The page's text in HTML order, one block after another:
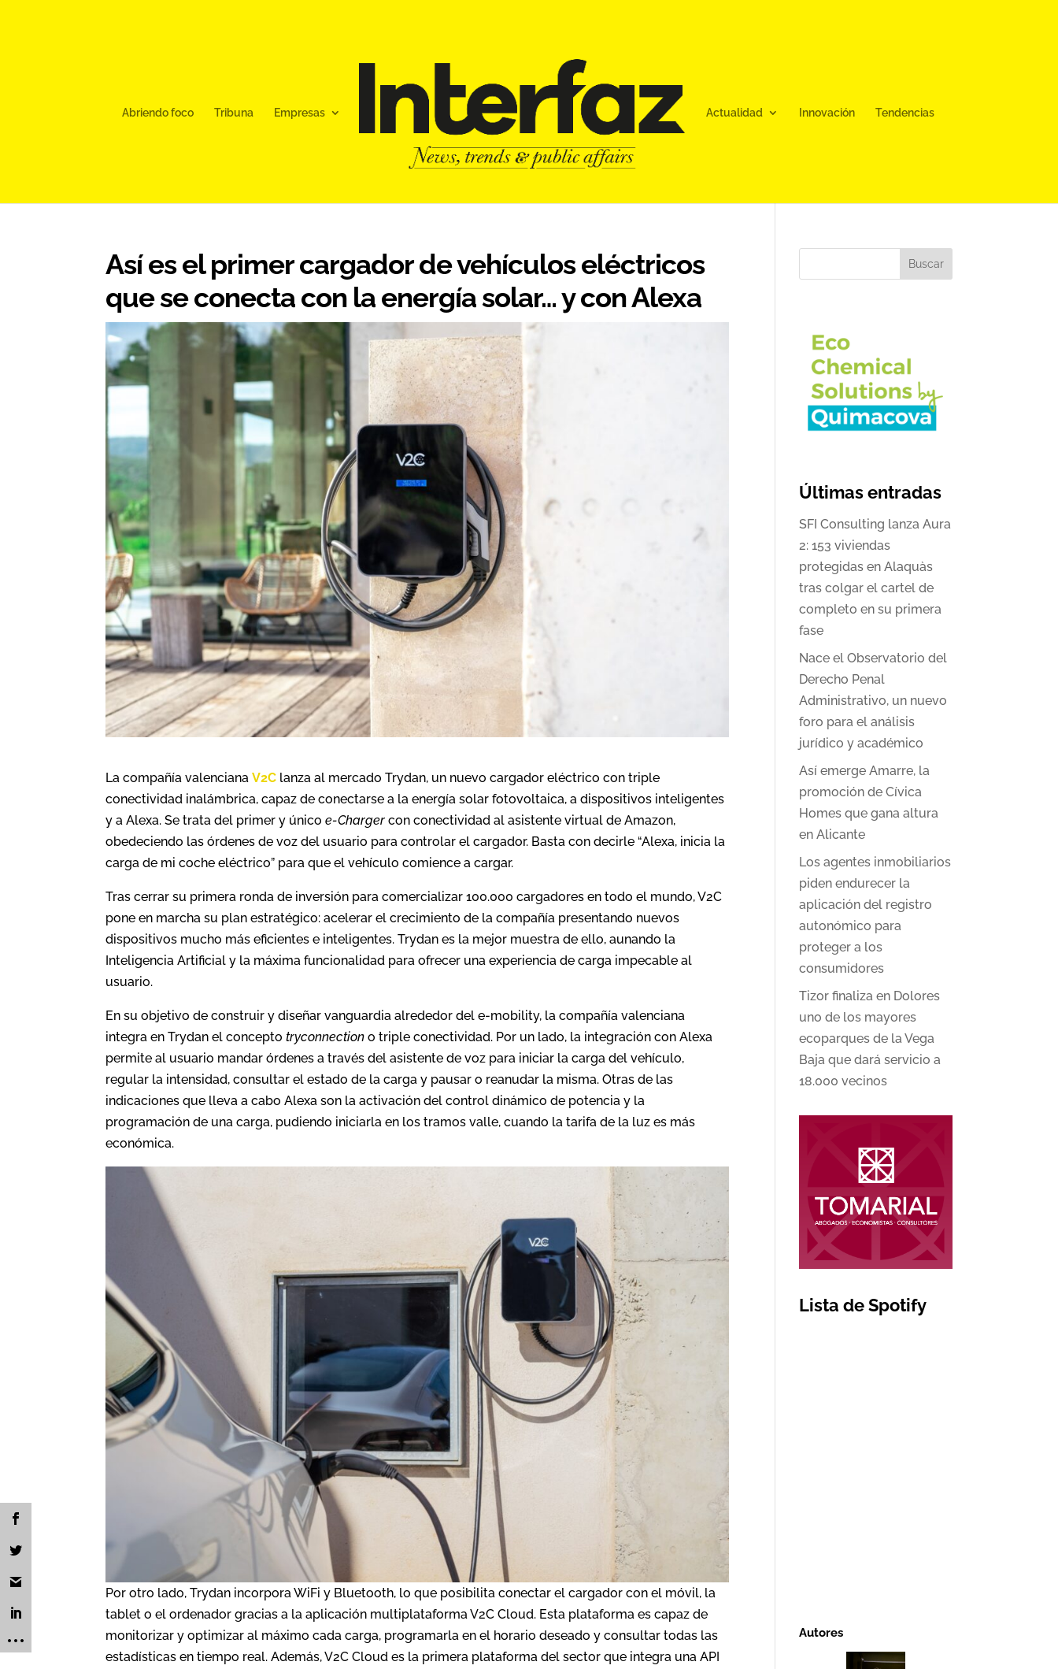
Abriendo foco Tribuna Empresas Actualidad Innovación Tendencias
Así es el primer cargador de vehículos eléctricos
que se conecta con la energía solar… y con Alexa
La compañía valencianaV2C lanza al mercado Trydan, un nuevo cargador eléctrico con triple
conectividad inalámbrica, capaz de conectarse a la energía solar fotovoltaica, a dispositivos inteligentes
y a Alexa. Se trata del primer y únicoe-Charger con conectividad al asistente virtual de Amazon,
obedeciendo las órdenes de voz del usuario para controlar el cargador. Basta con decirle “Alexa, inicia la
carga de mi coche eléctrico” para que el vehículo comience a cargar.
Tras cerrar su primera ronda de inversión para comercializar 100.000 cargadores en todo el mundo, V2C
pone en marcha su plan estratégico: acelerar el crecimiento de la compañía presentando nuevos
dispositivos mucho más eficientes e inteligentes. Trydan es la mejor muestra de ello, aunando la
Inteligencia Artificial y la máxima funcionalidad para ofrecer una experiencia de carga impecable al
usuario.
En su objetivo de construir y diseñar vanguardia alrededor del e-mobility, la compañía valenciana
integra en Trydan el concepto tryconnection o triple conectividad. Por un lado, la integración con Alexa
permite al usuario mandar órdenes a través del asistente de voz para iniciar la carga del vehículo,
regular la intensidad, consultar el estado de la carga y pausar o reanudar la misma. Otras de las
indicaciones que lleva a cabo Alexa son la activación del control dinámico de potencia y la
programación de una carga, pudiendo iniciarla en los tramos valle, cuando la tarifa de la luz es más
económica.
Por otro lado, Trydan incorpora WiFi y Bluetooth, lo que posibilita conectar el cargador con el móvil, la
tablet o el ordenador gracias a la aplicación multiplataforma V2C Cloud. Esta plataforma es capaz de
monitorizar y optimizar al máximo cada carga, programarla en el horario deseado y consultar todas las
estadísticas en tiempo real. Además, V2C Cloud es la primera plataforma del sector que integra una API
Buscar
Últimas entradas
SFI Consulting lanza Aura
2: 153 viviendas
protegidas en Alaquàs
tras colgar el cartel de
completo en su primera
fase
Nace el Observatorio del
Derecho Penal
Administrativo, un nuevo
foro para el análisis
jurídico y académico
Así emerge Amarre, la
promoción de Cívica
Homes que gana altura
en Alicante
Los agentes inmobiliarios
piden endurecer la
aplicación del registro
autonómico para
proteger a los
consumidores
Tizor finaliza en Dolores
uno de los mayores
ecoparques de la Vega
Baja que dará servicio a
18.000 vecinos
Lista de Spotify
Autores